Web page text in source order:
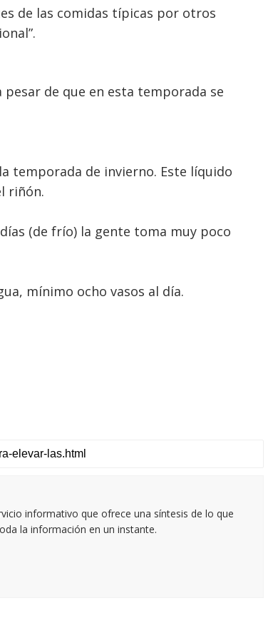
de las comidas típicas por otros
de que en esta temporada se
temporada de invierno. Este líquido
riñón.
(de frío) la gente toma muy poco
mínimo ocho vasos al día.
informativo que ofrece una síntesis de lo que
la información en un instante.